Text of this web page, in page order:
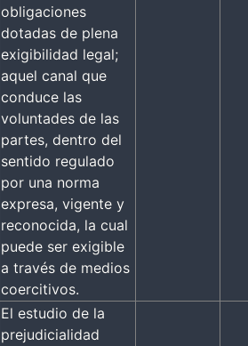
obligaciones
dotadas de plena
exigibilidad legal;
aquel canal que
conduce las
voluntades de las
partes, dentro del
sentido regulado
por una norma
expresa, vigente y
reconocida, la cual
puede ser exigible
a través de medios
coercitivos.
El estudio de la
prejudicialidad